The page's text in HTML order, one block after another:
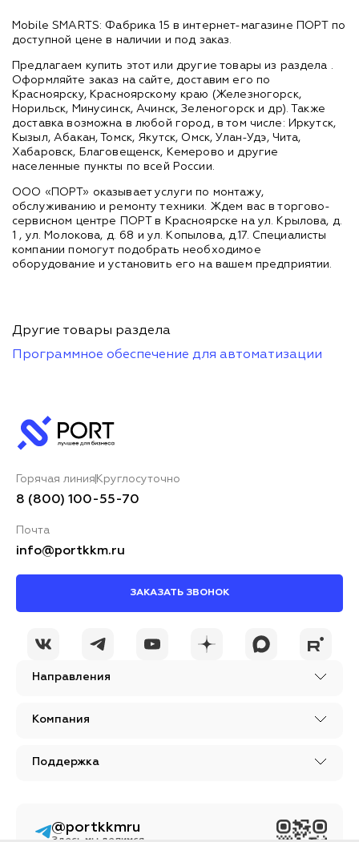
Mobile SMARTS: Фабрика 15 в интернет-магазине ПОРТ по
доступной цене в наличии и под заказ.
Предлагаем купить этот или другие товары из раздела .
Оформляйте заказ на сайте, доставим его по
Красноярску, Красноярскому краю (Железногорск,
Норильск, Минусинск, Ачинск, Зеленогорск и др). Также
доставка возможна в любой город, в том числе: Иркутск,
Кызыл, Абакан, Томск, Якутск, Омск, Улан-Удэ, Чита,
Хабаровск, Благовещенск, Кемерово и другие
населенные пункты по всей России.
ООО «ПОРТ» оказывает услуги по монтажу,
обслуживанию и ремонту техники. Ждем вас в торгово-
сервисном центре ПОРТ в Красноярске на ул. Крылова, д.
1 , ул. Молокова, д. 68 и ул. Копылова, д.17. Специалисты
компании помогут подобрать необходимое
оборудование и установить его на вашем предприятии.
Другие товары раздела
Программное обеспечение для автоматизации
Направления
Компания
Поддержка
Горячая линия Круглосуточно
8 (800) 100-55-70
Почта
info@portkkm.ru
ЗАКАЗАТЬ ЗВОНОК
@portkkmru